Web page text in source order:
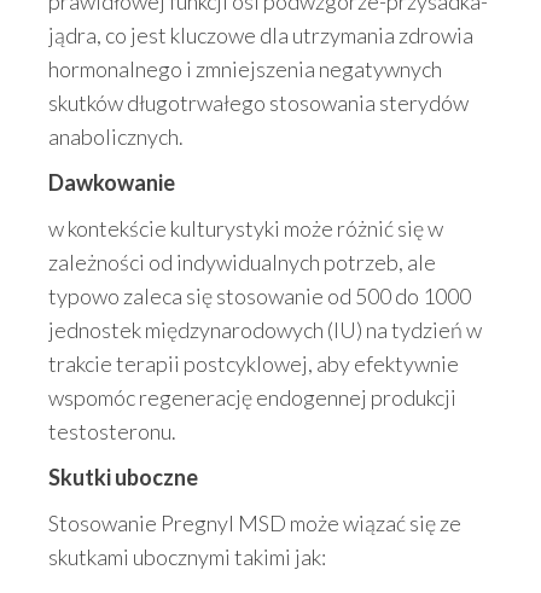
jądra, co jest kluczowe dla utrzymania zdrowia
hormonalnego i zmniejszenia negatywnych
skutków długotrwałego stosowania sterydów
anabolicznych.
Dawkowanie
w kontekście kulturystyki może różnić się w
zależności od indywidualnych potrzeb, ale
typowo zaleca się stosowanie od 500 do 1000
jednostek międzynarodowych (IU) na tydzień w
trakcie terapii postcyklowej, aby efektywnie
wspomóc regenerację endogennej produkcji
testosteronu.
Skutki uboczne
Stosowanie Pregnyl MSD może wiązać się ze
skutkami ubocznymi takimi jak: